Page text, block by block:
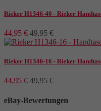
36.0
37
322
37.0
3
38.0
39
Rieker H1346-40 - Rieker
44,95 € 49,95 €
Rieker H1346-16 - Rieker
44,95 € 49,95 €
eBay-Bewertungen